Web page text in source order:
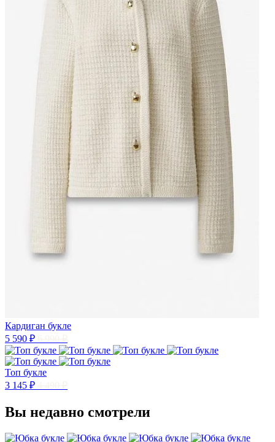
Кардиган букле
5 590 ₽
Топ букле
3 145 ₽
Вы недавно смотрели